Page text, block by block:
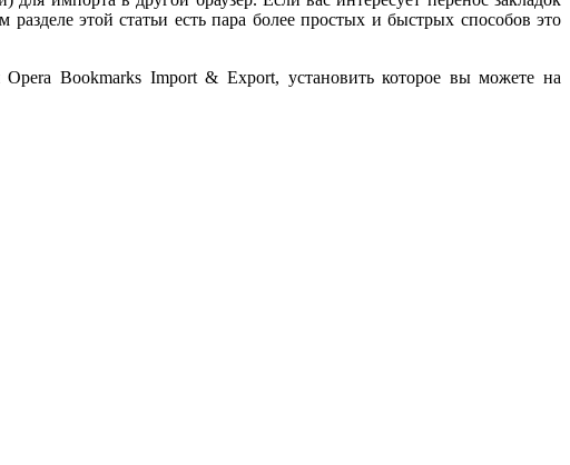
этой статьи есть пара более простых и быстрых способов это
Bookmarks Import & Export, установить которое вы можете на